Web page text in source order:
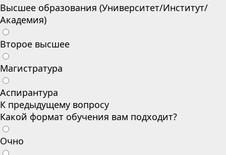
Высшее образования (Университет/Институт/
Академия)
Второе высшее
Магистратура
Аспирантура
К предыдущему вопросу
Какой формат обучения вам подходит?
Очно